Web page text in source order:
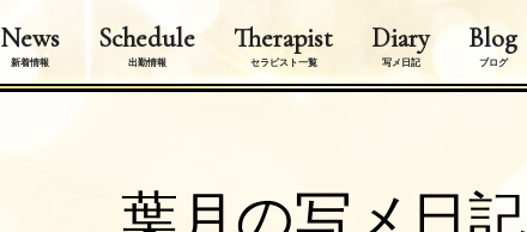
News
新着情報
Schedule
出勤情報
Therapist
セラピスト一覧
Diary
写メ日記
Blog
ブログ